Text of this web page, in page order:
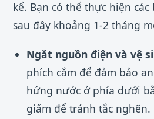
kể. Bạn có thể thực hiện
sau đây khoảng 1-2 tháng
Ngắt nguồn điện và vệ
phích cắm để đảm bảo
hứng nước ở phía dưới
giấm để tránh tắc nghẽn.